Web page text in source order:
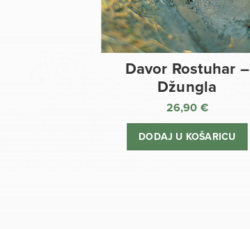
Davor Rostuhar –
Džungla
26,90 €
DODAJ U KOŠARICU